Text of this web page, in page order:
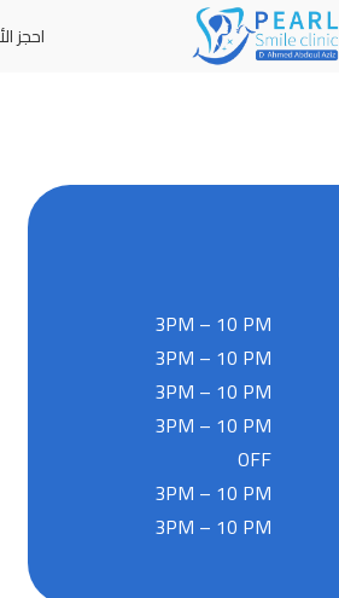
احجز
3PM – 10 PM
3PM – 10 PM
3PM – 10 PM
3PM – 10 PM
OFF
3PM – 10 PM
3PM – 10 PM